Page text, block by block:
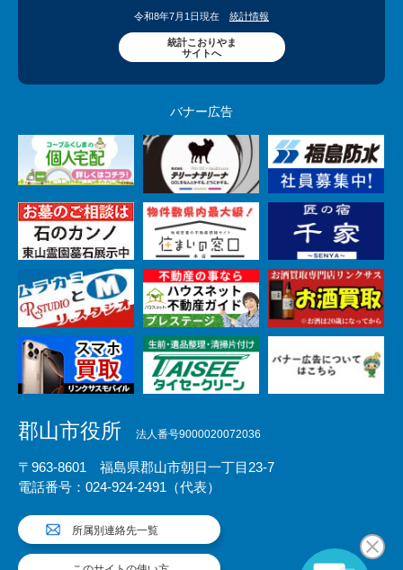
令和8年7月1日現在 統計情報
統計こおりやま
サイトへ
バナー広告
郡山市役所 法人番号9000020072036
〒963-8601 福島県郡山市朝日一丁目23-7
電話番号：024-924-2491（代表）
所属別連絡先一覧